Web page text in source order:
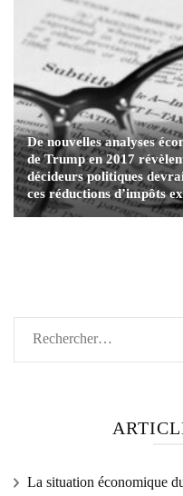
De nouvelles analyses
de Trump en 2017
décideurs politiques
ces réductions d’impôts
Rechercher :
La situation économique